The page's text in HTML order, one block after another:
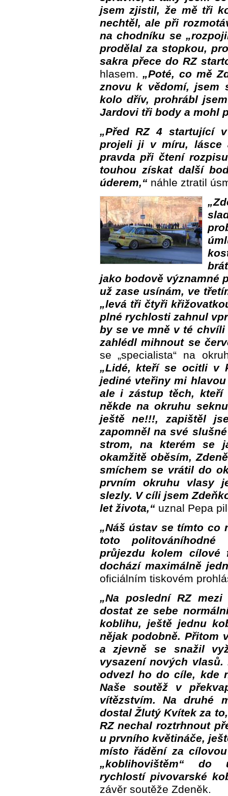
jsem zjistil, že mě tři
nechtěl, ale při
na chodníku se
prodělal za stopkou,
sakra přece do RZ
hlasem.„Poté, co mě
znovu k vědomí, jsem
kolo dřív, prohrábl
Jardovi tři body a mohl
„Před RZ 4 startující
projeli ji v míru, lásce
pravda při čtení
touhou získat další
úderem,“náhle ztratil
jako bodově významné
už zase usínám, ve
„levá tři čtyři
plné rychlosti zahnul
by se ve mně v té
zahlédl mihnout se
se „specialista“ na
„Lidé, kteří se ocitli v
jediné vteřiny mi
ale i zástup těch, kteří
někde na okruhu
ještě ne!!!, zapištěl
zapomněl na své
strom, na kterém se
okamžitě oběsím,
smíchem se vrátil do
prvním okruhu vlasy
slezly. V cíli jsem
let života,“uznal Pepa
„Náš ústav se tímto co
toto politováníhodné
průjezdu kolem cílové
dochází maximálně
oficiálním tiskovém
„Na poslední RZ
dostat ze sebe
koblihu, ještě jednu
nějak podobně. Přitom
a zjevně se snažil
vysazení nových
odvezl ho do cíle, kde
Naše soutěž v
vítězstvím. Na druhé
dostal Žlutý Kvítek za
RZ nechal roztrhnout
u prvního květináče,
místo řádění za
„koblihovištěm“ do
rychlostí pivovarské
závěr soutěže Zdeněk.